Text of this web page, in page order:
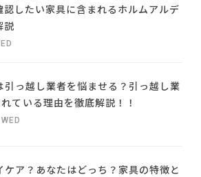
認したい家具に含まれるホルムアルデ
説
引っ越し業者を悩ませる？引っ越し業
ている理由を徹底解説！！
ケア？あなたはどっち？家具の特徴と